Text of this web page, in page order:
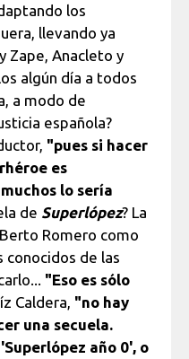
los
llevando ya
Zape, Anacleto y
algún día a todos
a modo de
española?
"pues si hacer
es
lo sería
de Superlópez? La
Romero como
conocidos de las
"Eso es sólo
Caldera, "no hay
una secuela.
año 0', o